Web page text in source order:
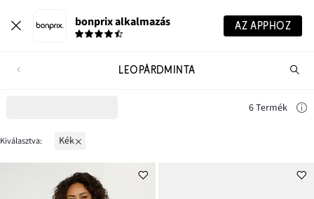
bonprix alkalmazás AZ APPHOZ
LEOPÁRDMINTA
6 Termék
Kiválasztva: kék